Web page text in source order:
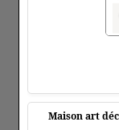
Maison art